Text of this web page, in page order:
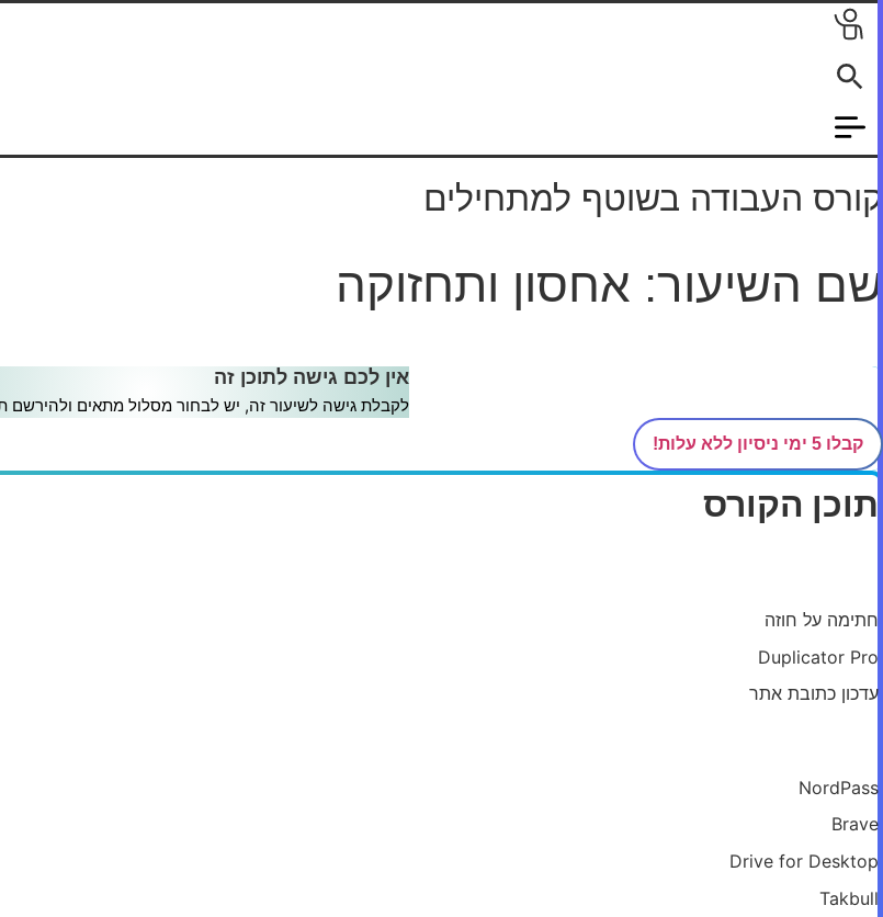
לתוכן
קורס העבודה בשוטף למתחילים
שם השיעור: אחסון ותחזוקה
אין לכם גישה לתוכן זה
לקבלת גישה לשיעור זה, יש לבחור מסלול מתאים ולהירשם
קבלו 5 ימי ניסיון ללא עלות!
תוכן הקורס
חתימה על חוזה
Duplicator Pro
עדכון כתובת אתר
NordPass
Brave
Drive for Desktop
Takbull